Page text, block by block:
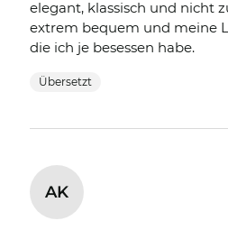
elegant, klassisch und nicht
extrem bequem und meine
die ich je besessen habe.
Übersetzt
AK